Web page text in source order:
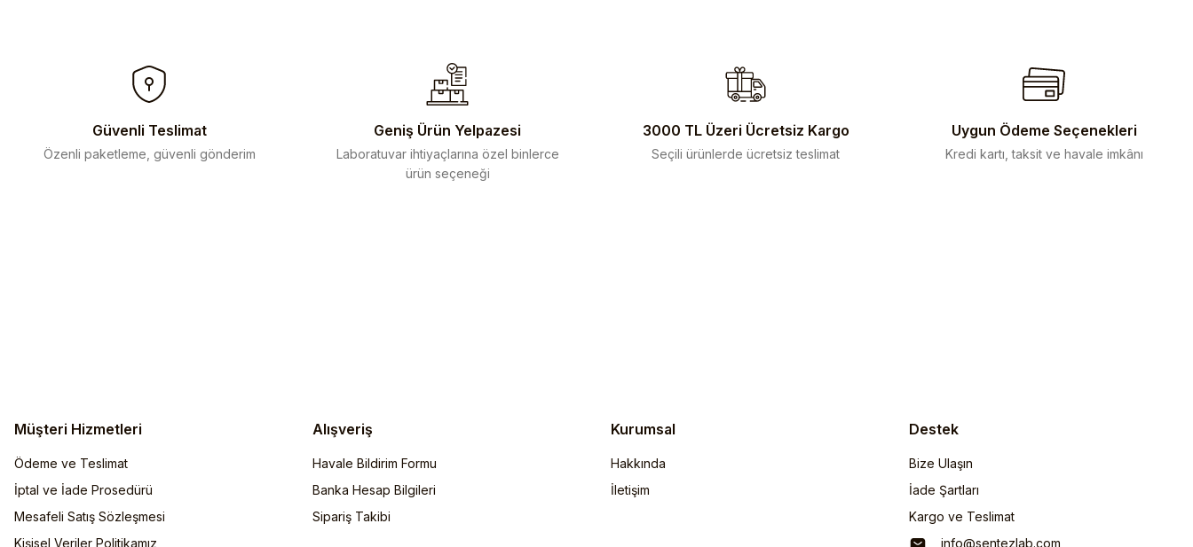
Ürün bilgilerinde hatalar bulunuyor.
Ürün fiyatı diğer sitelerden daha pahalı.
Güvenli Teslimat
Özenli paketleme, güvenli gönderim
Geniş Ürün Yelpazesi
Laboratuvar ihtiyaçlarına özel binlerce
ürün seçeneği
3000 TL Üzeri Ücretsiz Kargo
Seçili ürünlerde ücretsiz teslimat
Uygun Ödeme Seçenekleri
Kredi kartı, taksit ve havale imkânı
Müşteri Hizmetleri
Ödeme ve Teslimat
İptal ve İade Prosedürü
Mesafeli Satış Sözleşmesi
Kişisel Veriler Politikamız
Alışveriş
Havale Bildirim Formu
Banka Hesap Bilgileri
Sipariş Takibi
Kurumsal
Hakkında
İletişim
Destek
Bize Ulaşın
İade Şartları
Kargo ve Teslimat
info@sentezlab.com